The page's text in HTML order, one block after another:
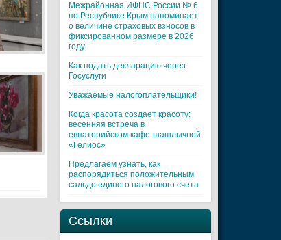
Межрайонная ИФНС России № 6
по Республике Крым напоминает
о величине страховых взносов в
фиксированном размере в 2026
году
Как подать декларацию через
Госуслуги
Уважаемые налогоплательщики!
Когда красота создает красоту:
весенняя встреча в
евпаторийском кафе-шашлычной
«Гелиос»
Предлагаем узнать, как
распорядиться положительным
сальдо единого налогового счета
Ссылки